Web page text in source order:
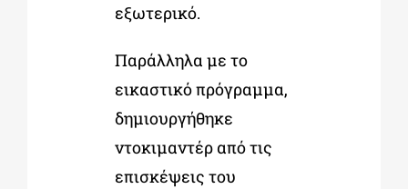
εξωτερικό.
Παράλληλα με το
εικαστικό πρόγραμμα,
δημιουργήθηκε
ντοκιμαντέρ από τις
επισκέψεις του